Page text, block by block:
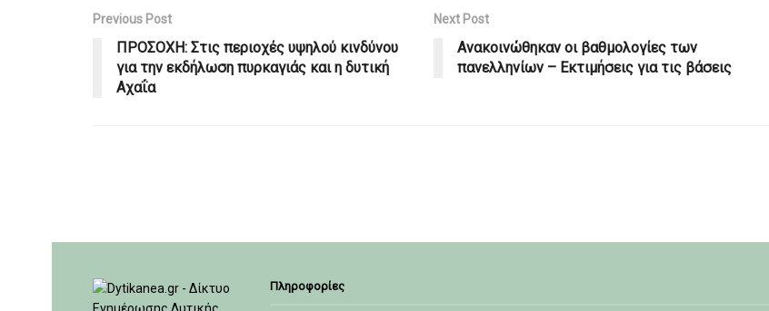
Previous Post
ΠΡΟΣΟΧΗ: Στις περιοχές υψηλού κινδύνου
για την εκδήλωση πυρκαγιάς και η δυτική
Αχαΐα
Next Post
Ανακοινώθηκαν οι βαθμολογίες των
πανελληνίων – Εκτιμήσεις για τις βάσεις
Πληροφορίες